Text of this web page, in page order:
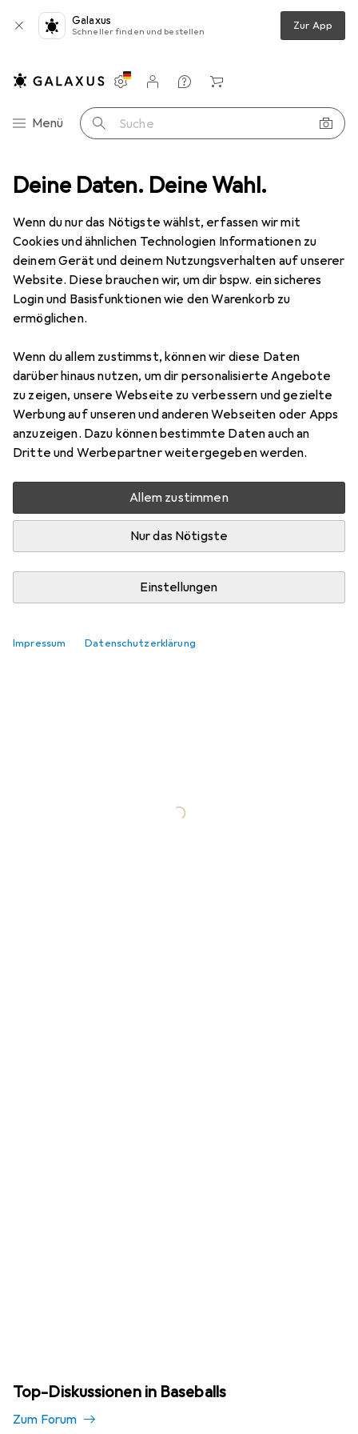
Deine Daten. Deine Wahl.
Wenn du nur das Nötigste wählst, erfassen wir mit
Cookies und ähnlichen Technologien Informationen zu
deinem Gerät und deinem Nutzungsverhalten auf unserer
Website. Diese brauchen wir, um dir bspw. ein sicheres
Login und Basisfunktionen wie den Warenkorb zu
ermöglichen.
Wenn du allem zustimmst, können wir diese Daten
darüber hinaus nutzen, um dir personalisierte Angebote
zu zeigen, unsere Webseite zu verbessern und gezielte
Werbung auf unseren und anderen Webseiten oder Apps
anzuzeigen. Dazu können bestimmte Daten auch an
Dritte und Werbepartner weitergegeben werden.
Allem zustimmen
Nur das Nötigste
Einstellungen
Impressum Datenschutzerklärung
Galaxus
Schneller finden und bestellen Zur App
Navigation nach Kategorien
Menü Suche
Einstellungen
Kundenkonto
Vergleichslisten
Merklisten
Warenkorb
Gesamtsortiment Sport Ballsport Baseball
Baseballs
Produkte Forum
Top-Diskussionen in Baseballs
Zum Forum